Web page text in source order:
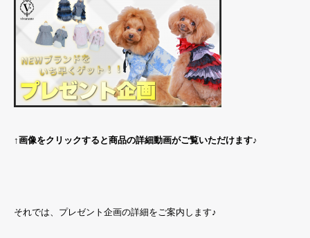
↑画像をクリックすると商品の詳細動画がご覧いただけます♪
それでは、プレゼント企画の詳細をご案内します♪